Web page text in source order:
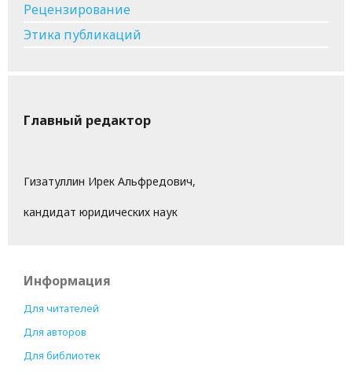
Рецензирование
Этика публикаций
Главный редактор
Гизатуллин Ирек Альфредович,
кандидат юридических наук
Информация
Для читателей
Для авторов
Для библиотек